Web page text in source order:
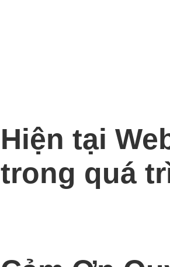
Hiện tại
trong quá